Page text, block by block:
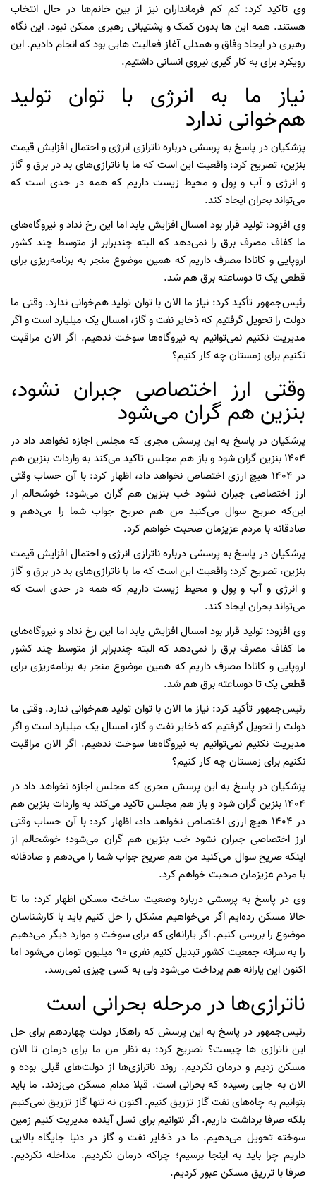
وی تاکید کرد: کم کم فرمانداران نیز از بین خانم‌ها در حال انتخاب
هستند. همه این ها بدون کمک و پشتیبانی رهبری ممکن نبود. این نگاه
رهبری در ایجاد وفاق و همدلی آغاز فعالیت هایی بود که انجام دادیم. این
رویکرد برای به کار گیری نیروی انسانی داشتیم.
نیاز ما به انرژی با توان تولید
هم‌خوانی ندارد
پزشکیان در پاسخ به پرسشی درباره ناترازی انرژی و احتمال افزایش قیمت
بنزین، تصریح کرد: واقعیت این است که ما با ناترازی‌های بد در برق و گاز
و انرژی و آب و پول و محیط زیست داریم که همه در حدی است که
می‌تواند بحران ایجاد کند.
وی افزود: تولید قرار بود امسال افزایش یابد اما این رخ نداد و نیروگاه‌های
ما کفاف مصرف برق را نمی‌دهد که البته چندبرابر از متوسط چند کشور
اروپایی و کانادا مصرف داریم که همین موضوع منجر به برنامه‌ریزی برای
قطعی یک تا دوساعته برق هم شد.
رئیس‌جمهور تأکید کرد: نیاز ما الان با توان تولید هم‌خوانی ندارد. وقتی ما
دولت را تحویل گرفتیم که ذخایر نفت و گاز، امسال یک میلیارد است و اگر
مدیریت نکنیم نمی‌توانیم به نیروگاه‌ها سوخت ندهیم. اگر الان مراقبت
نکنیم برای زمستان چه کار کنیم؟
وقتی ارز اختصاصی جبران نشود،
بنزین هم گران می‌شود
پزشکیان در پاسخ به این پرسش مجری که مجلس اجازه نخواهد داد در
۱۴۰۴ بنزین گران شود و باز هم مجلس تاکید می‌کند به واردات بنزین هم
در ۱۴۰۴ هیچ ارزی اختصاص نخواهد داد، اظهار کرد: با آن حساب وقتی
ارز اختصاصی جبران نشود خب بنزین هم گران می‌شود؛ خوشحالم از
این‌که صریح سوال می‌کنید من هم صریح جواب شما را می‌دهم و
صادقانه با مردم عزیزمان صحبت خواهم کرد.
پزشکیان در پاسخ به پرسشی درباره ناترازی انرژی و احتمال افزایش قیمت
بنزین، تصریح کرد: واقعیت این است که ما با ناترازی‌های بد در برق و گاز
و انرژی و آب و پول و محیط زیست داریم که همه در حدی است که
می‌تواند بحران ایجاد کند.
وی افزود: تولید قرار بود امسال افزایش یابد اما این رخ نداد و نیروگاه‌های
ما کفاف مصرف برق را نمی‌دهد که البته چندبرابر از متوسط چند کشور
اروپایی و کانادا مصرف داریم که همین موضوع منجر به برنامه‌ریزی برای
قطعی یک تا دوساعته برق هم شد.
رئیس‌جمهور تأکید کرد: نیاز ما الان با توان تولید هم‌خوانی ندارد. وقتی ما
دولت را تحویل گرفتیم که ذخایر نفت و گاز، امسال یک میلیارد است و اگر
مدیریت نکنیم نمی‌توانیم به نیروگاه‌ها سوخت ندهیم. اگر الان مراقبت
نکنیم برای زمستان چه کار کنیم؟
پزشکیان در پاسخ به این پرسش مجری که مجلس اجازه نخواهد داد در
۱۴۰۴ بنزین گران شود و باز هم مجلس تاکید می‌کند به واردات بنزین هم
در ۱۴۰۴ هیچ ارزی اختصاص نخواهد داد، اظهار کرد: با آن حساب وقتی
ارز اختصاصی جبران نشود خب بنزین هم گران می‌شود؛ خوشحالم از
اینکه صریح سوال می‌کنید من هم صریح جواب شما را می‌دهم و صادقانه
با مردم عزیزمان صحبت خواهم کرد.
وی در پاسخ به پرسشی درباره وضعیت ساخت مسکن اظهار کرد: ما تا
حالا مسکن زده‌ایم اگر می‌خواهیم مشکل را حل کنیم باید با کارشناسان
موضوع را بررسی کنیم. اگر یارانه‌ای که برای سوخت و موارد دیگر می‌دهیم
را به سرانه جمعیت کشور تبدیل کنیم نفری ۹۰ میلیون تومان می‌شود اما
اکنون این یارانه هم پرداخت می‌شود ولی به کسی چیزی نمی‌رسد.
ناترازی‌ها در مرحله بحرانی است
رئیس‌جمهور در پاسخ به این پرسش که راهکار دولت چهاردهم برای حل
این ناترازی ها چیست؟ تصریح کرد: به نظر من ما برای درمان تا الان
مسکن زدیم و درمان نکردیم. روند ناترازی‌ها از دولت‌های قبلی بوده و
الان به جایی رسیده که بحرانی است. قبلا مدام مسکن می‌زدند. ما باید
بتوانیم به چاه‌های نفت گاز تزریق کنیم. اکنون نه تنها گاز تزریق نمی‌کنیم
بلکه صرفا برداشت داریم. اگر نتوانیم برای نسل آینده مدیریت کنیم زمین
سوخته تحویل می‌دهیم. ما در ذخایر نفت و گاز در دنیا جایگاه بالایی
داریم چرا باید به اینجا برسیم؛ چراکه درمان نکردیم. مداخله نکردیم.
صرفا با تزریق مسکن عبور کردیم.